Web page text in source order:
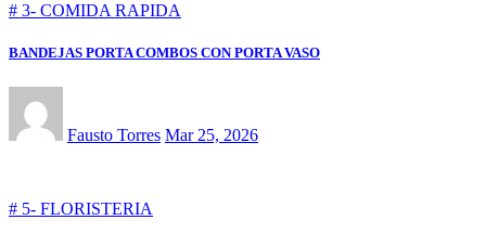
# 3- COMIDA RAPIDA
BANDEJAS PORTA COMBOS CON PORTA VASO
Fausto Torres Mar 25, 2026
# 5- FLORISTERIA